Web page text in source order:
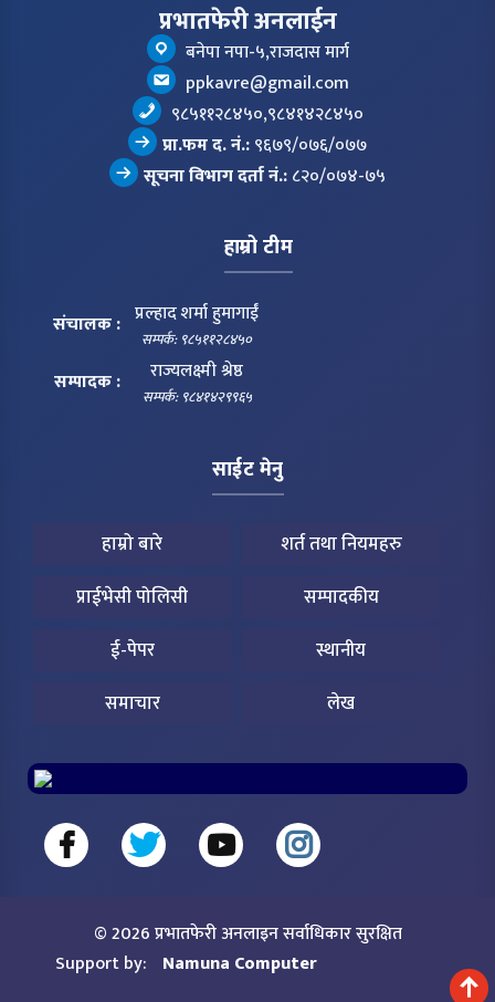
प्रभातफेरी अनलाईन
बनेपा नपा-५,राजदास मार्ग
ppkavre@gmail.com
९८५११२८४५०,९८४१४२८४५०
प्रा.फम द. नं.:९६७९/०७६/०७७
सूचना विभाग दर्ता नं.:८२०/०७४-७५
हाम्रो टीम
संचालक : प्रल्हाद शर्मा हुमागाईं
सम्पर्क: ९८५११२८४५०
सम्पादक : राज्यलक्ष्मी श्रेष्ठ
सम्पर्क: ९८४१४२९९६५
साईट मेनु
हाम्रो बारे
शर्त तथा नियमहरु
प्राईभेसी पोलिसी
सम्पादकीय
ई-पेपर
स्थानीय
समाचार
लेख
© 2026 प्रभातफेरी अनलाइन सर्वाधिकार सुरक्षित
Support by: Namuna Computer